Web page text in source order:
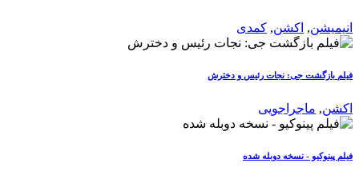
انیمیشن, اکشن, کمدی
فیلم بازگشت جی: نجات رئیس و دخترش
اکشن, ماجراجویی
فیلم پینوکیو - نسخه دوبله شده